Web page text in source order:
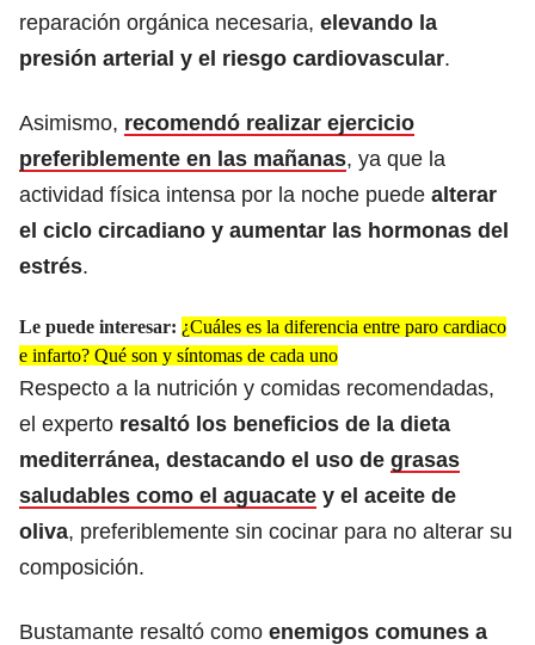
reparación orgánica necesaria, elevando la
presión arterial y el riesgo cardiovascular.
Asimismo, recomendó realizar ejercicio
preferiblemente en las mañanas, ya que la
actividad física intensa por la noche puede alterar
el ciclo circadiano y aumentar las hormonas del
estrés.
Le puede interesar: ¿Cuáles es la diferencia entre paro cardiaco
e infarto? Qué son y síntomas de cada uno
Respecto a la nutrición y comidas recomendadas,
el experto resaltó los beneficios de la dieta
mediterránea, destacando el uso de grasas
saludables como el aguacate y el aceite de
oliva, preferiblemente sin cocinar para no alterar su
composición.
Bustamante resaltó como enemigos comunes a